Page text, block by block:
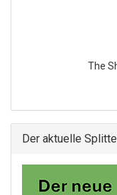
The
Der aktuelle